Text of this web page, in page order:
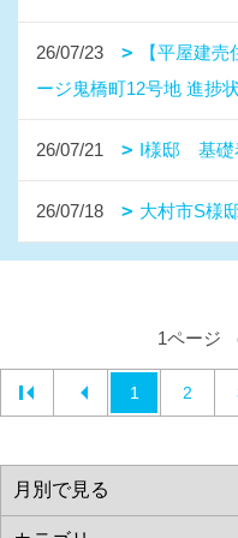
26/07/23
【平屋建
ージ鬼橋町12号地 進捗
26/07/21 I様邸 基礎
26/07/18 大村市S様
1ページ
1 2